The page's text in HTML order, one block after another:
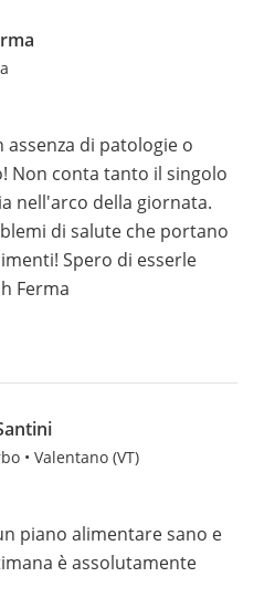
assenza di patologie o
Non conta tanto il singolo
nell'arco della giornata.
di salute che portano
Spero di esserle
Ferma
• Valentano (VT)
piano alimentare sano e
è assolutamente